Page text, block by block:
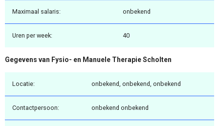
Maximaal salaris: onbekend
Uren per week: 40
Gegevens van Fysio- en Manuele Therapie Scholten
Locatie: onbekend, onbekend, onbekend
Contactpersoon: onbekend onbekend